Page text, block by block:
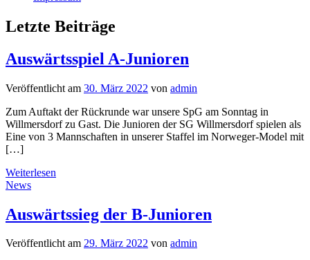
Letzte Beiträge
Auswärtsspiel A-Junioren
Veröffentlicht am 30. März 2022 von admin
Zum Auftakt der Rückrunde war unsere SpG am Sonntag in
Willmersdorf zu Gast. Die Junioren der SG Willmersdorf spielen als
Eine von 3 Mannschaften in unserer Staffel im Norweger-Model mit
[…]
Weiterlesen
News
Auswärtssieg der B-Junioren
Veröffentlicht am 29. März 2022 von admin